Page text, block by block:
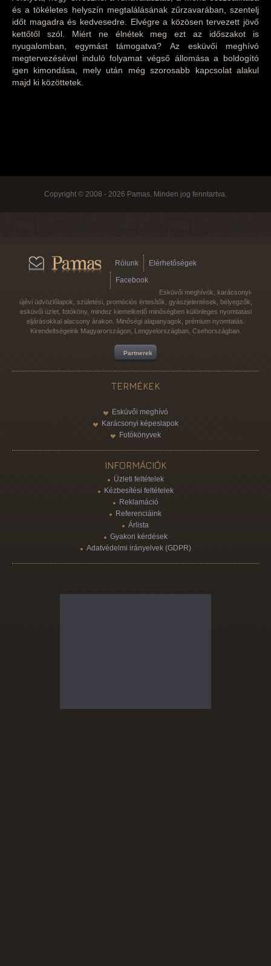
és a tökéletes helyszín megtalálásának zűrzavarában, szentelj
időt magadra és kedvesedre. Elvégre a közösen tervezett jövő
kettőtől szól. Miért ne élnétek meg ezt az időszakot is
nyugalomban, egymást támogatva? Az esküvői meghívó
megtervezésével induló folyamat végső állomása a boldogító
igen kimondása, mely után még szorosabb kapcsolat alakul
majd ki közöttetek.
Copyright © 2008 - 2026 Pamas. Minden jog fenntartva.
Rólunk
Elérhetőségek
Facebook
Esküvői meghívók, karácsonyi-
újévi üdvözlőlapok, születési, promóciós értesítők, gyászjelentések, bélyegzők,
esküvői üzlet, fotóköny, mindez kiemelkedő minőségben különleges nyomtatási
eljárásokkal alacsony árakon. Minőségi alapanyagok, prémium nyomtatás.
Kirendeltségeink Magyarországon, Lengyelországban, Csehországban.
Partnerek
TERMÉKEK
Esküvői meghívó
Karácsonyi képeslapok
Fotókönyvek
INFORMÁCIÓK
Üzleti feltételek
Kézbesítési feltételek
Reklamáció
Referenciáink
Árlista
Gyakori kérdések
Adatvédelmi irányelvek (GDPR)